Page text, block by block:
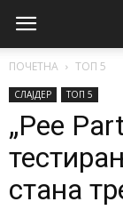
ПОЧЕТНА ТОП 5
СЛАЈДЕР ТОП 5
„Pee
стана